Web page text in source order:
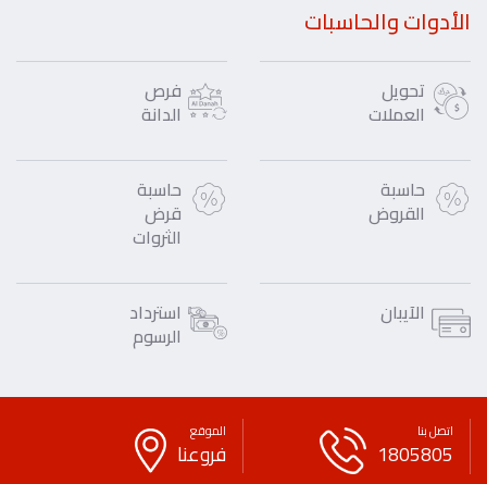
الأدوات والحاسبات
تحويل
العملات
فرص
الدانة
حاسبة
القروض
حاسبة
قرض
الثروات
الآيبان استرداد
الرسوم
اتصل بنا
1805805
الموقع
فروعنا